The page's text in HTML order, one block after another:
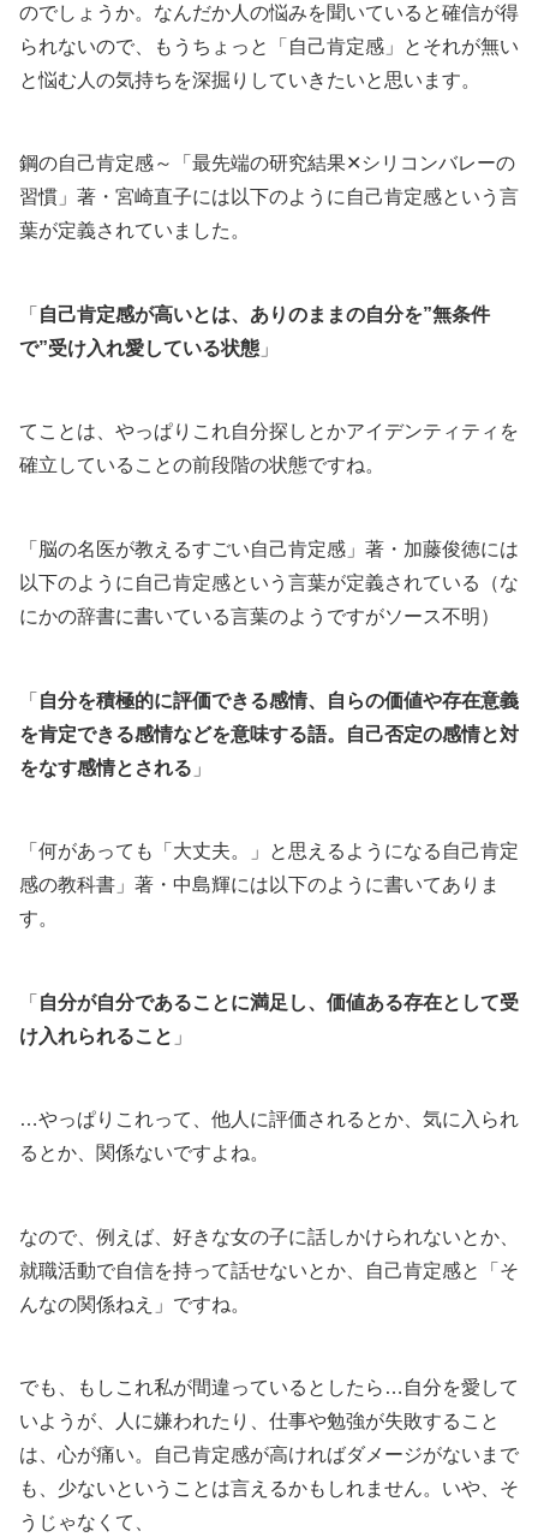
のでしょうか。なんだか人の悩みを聞いていると確信が得
られないので、もうちょっと「自己肯定感」とそれが無い
と悩む人の気持ちを深掘りしていきたいと思います。
鋼の自己肯定感～「最先端の研究結果✕シリコンバレーの
習慣」著・宮崎直子には以下のように自己肯定感という言
葉が定義されていました。
「 自己肯定感が高いとは、ありのままの自分を”無条件
で”受け入れ愛している状態 」
てことは、やっぱりこれ自分探しとかアイデンティティを
確立していることの前段階の状態ですね。
「脳の名医が教えるすごい自己肯定感」著・加藤俊徳には
以下のように自己肯定感という言葉が定義されている（な
にかの辞書に書いている言葉のようですがソース不明）
「 自分を積極的に評価できる感情、自らの価値や存在意義
を肯定できる感情などを意味する語。自己否定の感情と対
をなす感情とされる 」
「何があっても「大丈夫。」と思えるようになる自己肯定
感の教科書」著・中島輝には以下のように書いてありま
す。
「 自分が自分であることに満足し、価値ある存在として受
け入れられること 」
…やっぱりこれって、他人に評価されるとか、気に入られ
るとか、関係ないですよね。
なので、例えば、好きな女の子に話しかけられないとか、
就職活動で自信を持って話せないとか、自己肯定感と「そ
んなの関係ねえ」ですね。
でも、もしこれ私が間違っているとしたら…自分を愛して
いようが、人に嫌われたり、仕事や勉強が失敗すること
は、心が痛い。自己肯定感が高ければダメージがないまで
も、少ないということは言えるかもしれません。いや、そ
うじゃなくて、